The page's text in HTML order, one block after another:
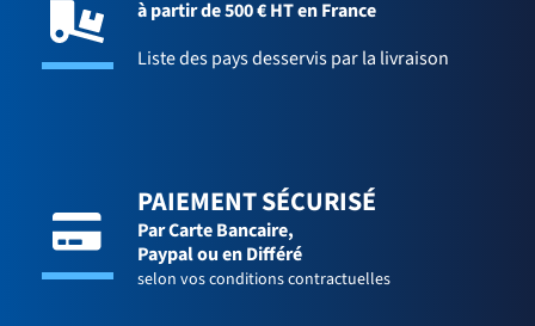
à partir de 500 € HT en France
Liste des pays desservis par la livraison
PAIEMENT SÉCURISÉ
Par Carte Bancaire,
Paypal ou en Différé
selon vos conditions contractuelles